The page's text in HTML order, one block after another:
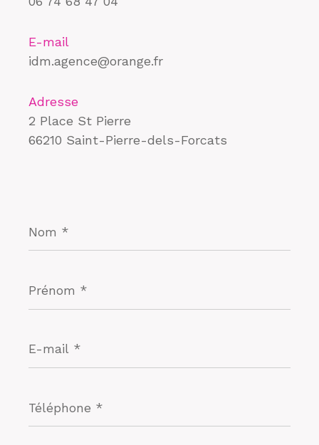
E-mail
idm.agence@orange.fr
Adresse
2 Place St Pierre
66210 Saint-Pierre-dels-Forcats
*
*
mail
*
*